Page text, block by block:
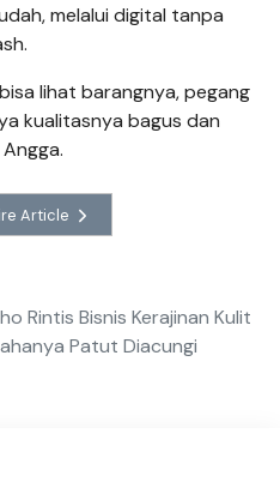
melalui digital tanpa
lihat barangnya, pegang
kualitasnya bagus dan
Article
Rintis Bisnis Kerajinan Kulit
Patut Diacungi